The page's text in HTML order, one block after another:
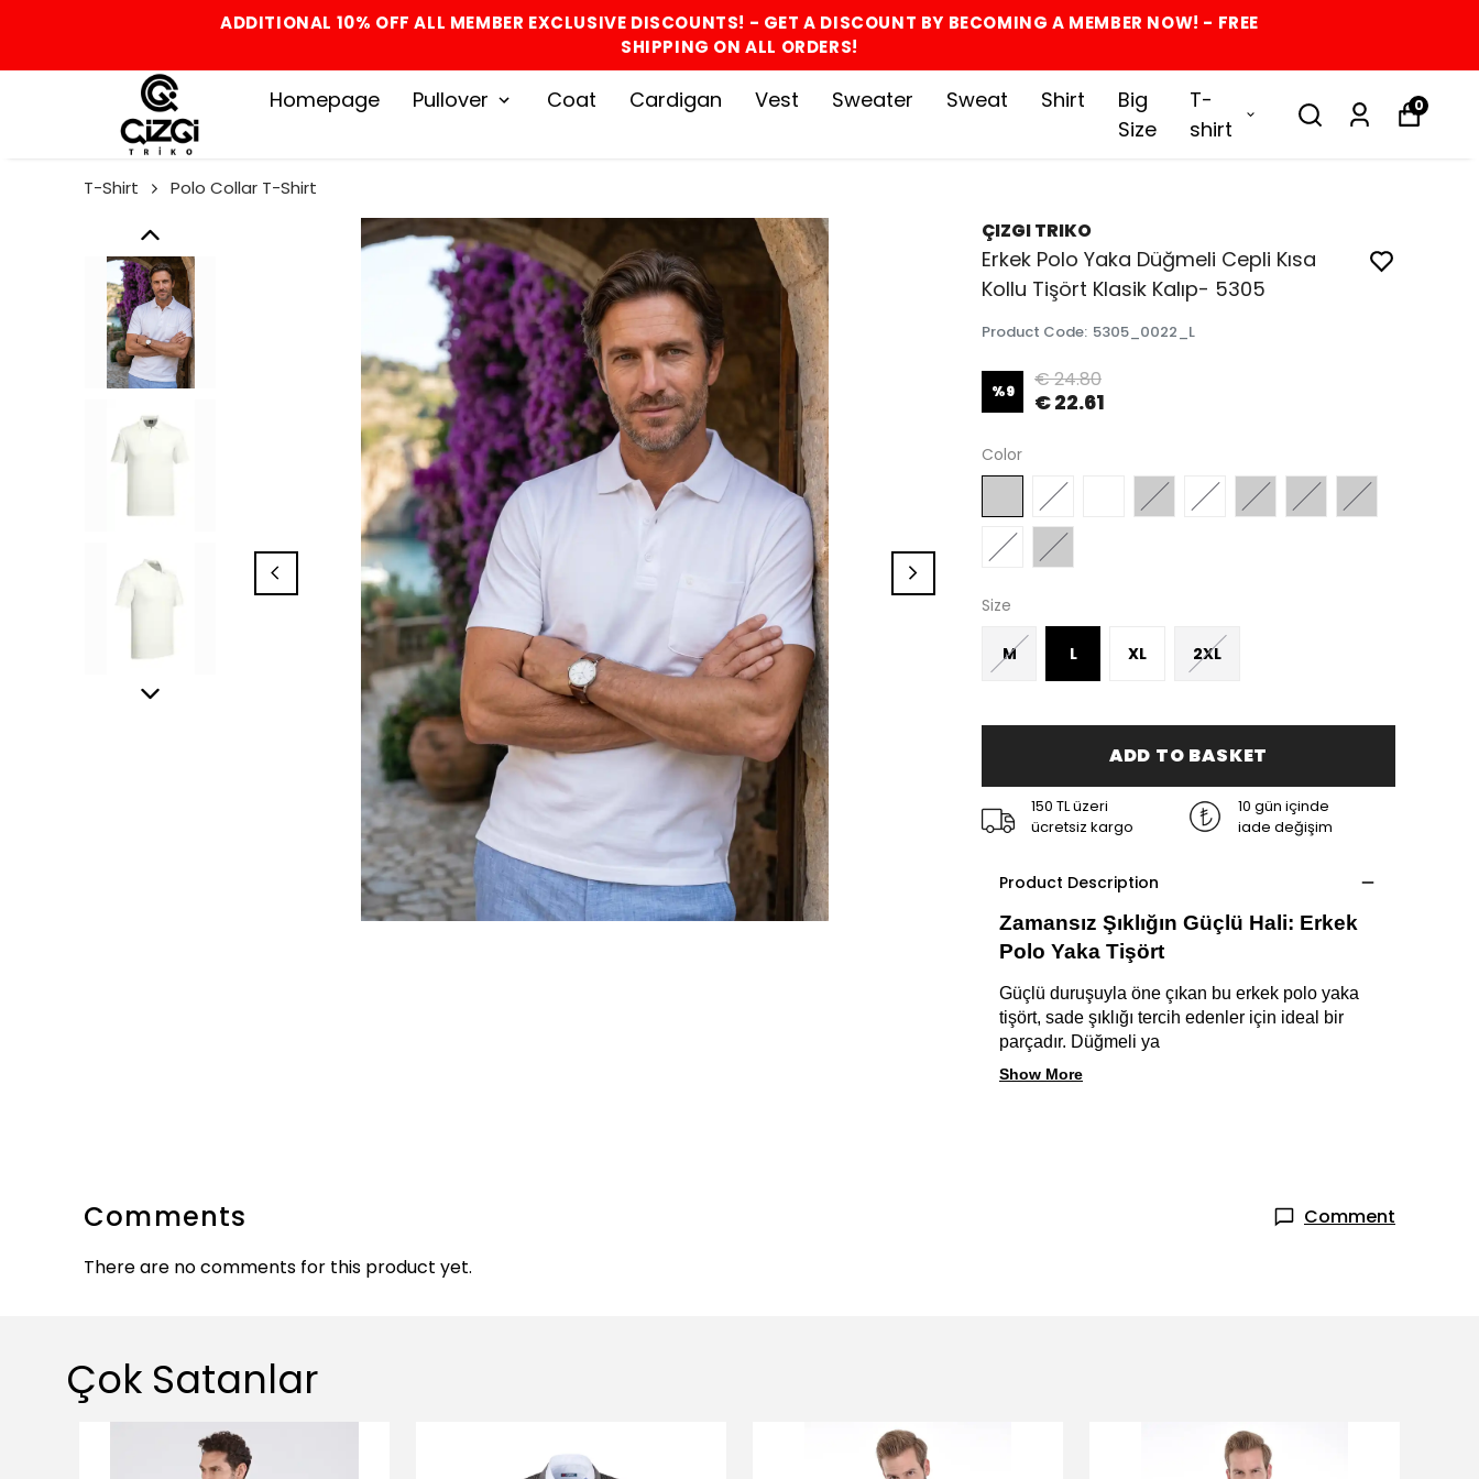
ADDITIONAL 10% OFF ALL MEMBER EXCLUSIVE DISCOUNTS! - GET A DISCOUNT BY BECOMING A MEMBER NOW! - FREE
SHIPPING ON ALL ORDERS!
Homepage Pullover Coat Cardigan Vest Sweater Sweat Shirt
Big
Size
T-
shirt
0
T-Shirt Polo Collar T-Shirt
ÇIZGI TRIKO
Erkek Polo Yaka Düğmeli Cepli Kısa
Kollu Tişört Klasik Kalıp- 5305
Product Code: 5305_0022_L
%9 € 24.80
€ 22.61
Color
Size
M L XL 2XL
ADD TO BASKET
150 TL üzeri
ücretsiz kargo
10 gün içinde
iade değişim
Product Description
Zamansız Şıklığın Güçlü Hali: Erkek
Polo Yaka Tişört
Güçlü duruşuyla öne çıkan bu erkek polo yaka
tişört, sade şıklığı tercih edenler için ideal bir
parçadır. Düğmeli ya
Show More
Comments
Comment
There are no comments for this product yet.
Çok Satanlar